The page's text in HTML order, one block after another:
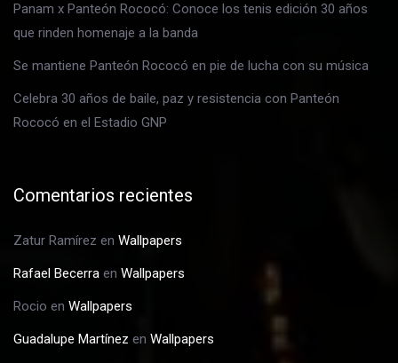
Panam x Panteón Rococó: Conoce los tenis edición 30 años
que rinden homenaje a la banda
Se mantiene Panteón Rococó en pie de lucha con su música
Celebra 30 años de baile, paz y resistencia con Panteón
Rococó en el Estadio GNP
Comentarios recientes
Zatur Ramírez en Wallpapers
Rafael Becerra en Wallpapers
Rocio en Wallpapers
Guadalupe Martínez en Wallpapers